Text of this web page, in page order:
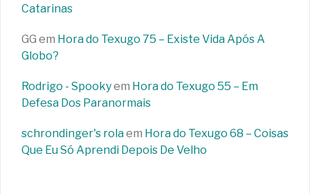
Catarinas
GG em Hora do Texugo 75 – Existe Vida Após A
Globo?
Rodrigo - Spookyem Hora do Texugo 55 – Em
Defesa Dos Paranormais
schrondinger's rolaem Hora do Texugo 68 – Coisas
Que Eu Só Aprendi Depois De Velho